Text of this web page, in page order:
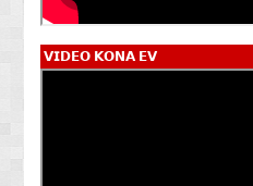
𝗩𝗜𝗗𝗘𝗢 𝗞𝗢𝗡𝗔 𝗘𝗩